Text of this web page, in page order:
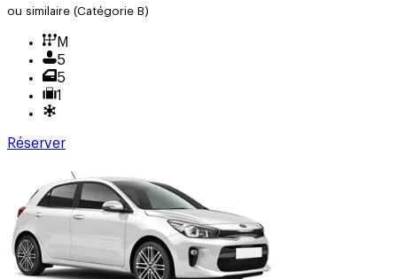
ou similaire (Catégorie B)
M
5
5
1
Réserver